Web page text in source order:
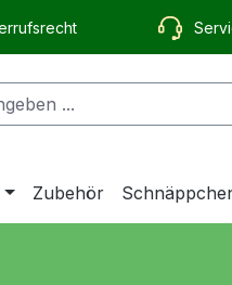
Zubehör